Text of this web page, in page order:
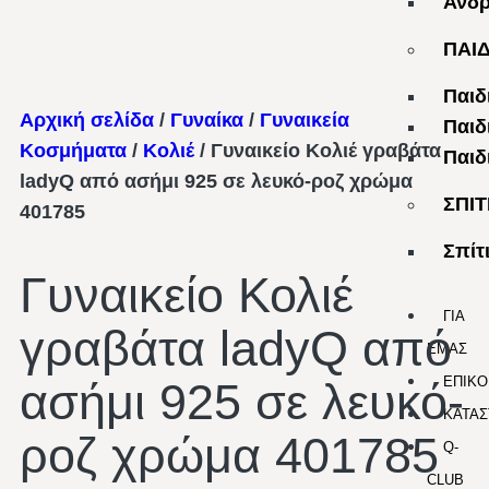
ΓΙΑ
ΕΜΑΣ
Q-
CLUB
Αρχική σελίδα / Γυναίκα / Γυναικεία
Κοσμήματα / Κολιέ / Γυναικείο Κολιέ γραβάτα
ladyQ από ασήμι 925 σε λευκό-ροζ χρώμα
401785
Γυναικείο Κολιέ
γραβάτα ladyQ από
ασήμι 925 σε λευκό-
ροζ χρώμα 401785